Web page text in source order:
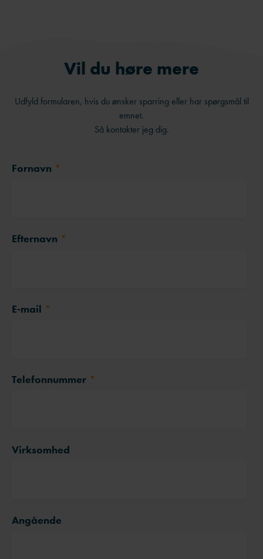
Vil du høre mere
Udfyld formularen, hvis du ønsker sparring eller har spørgsmål til
emnet.
Så kontakter jeg dig.
Fornavn *
Efternavn *
E-mail *
Telefonnummer *
Virksomhed
Angående